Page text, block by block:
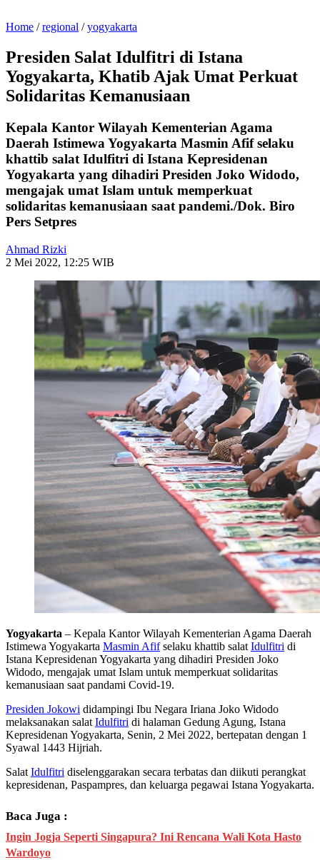
Home /regional /yogyakarta
Presiden Salat Idulfitri di Istana
Yogyakarta, Khatib Ajak Umat Perkuat
Solidaritas Kemanusiaan
Kepala Kantor Wilayah Kementerian Agama
Daerah Istimewa Yogyakarta Masmin Afif selaku
khattib salat Idulfitri di Istana Kepresidenan
Yogyakarta yang dihadiri Presiden Joko Widodo,
mengajak umat Islam untuk memperkuat
solidaritas kemanusiaan saat pandemi./Dok. Biro
Pers Setpres
Ahmad Rizki
2 Mei 2022, 12:25 WIB
Yogyakarta – Kepala Kantor Wilayah Kementerian Agama Daerah
Istimewa Yogyakarta Masmin Afifselaku khattib salat Idulfitri di
Istana Kepresidenan Yogyakarta yang dihadiri Presiden Joko
Widodo, mengajak umat Islam untuk memperkuat solidaritas
kemanusiaan saat pandami Covid-19.
Presiden Jokowi didampingi Ibu Negara Iriana Joko Widodo
melaksanakan salat Idulfitri di halaman Gedung Agung, Istana
Kepresidenan Yogyakarta, Senin, 2 Mei 2022, bertepatan dengan 1
Syawal 1443 Hijriah.
Salat Idulfitri diselenggarakan secara terbatas dan diikuti perangkat
kepresidenan, Paspampres, dan keluarga pegawai Istana Yogyakarta.
Baca Juga :
Ingin Jogja Seperti Singapura? Ini Rencana Wali Kota Hasto
Wardoyo